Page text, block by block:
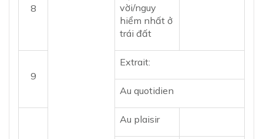
vời/nguy
hiểm nhất ở
trái đất
8
9
Extrait:
Au quotidien
Au plaisir